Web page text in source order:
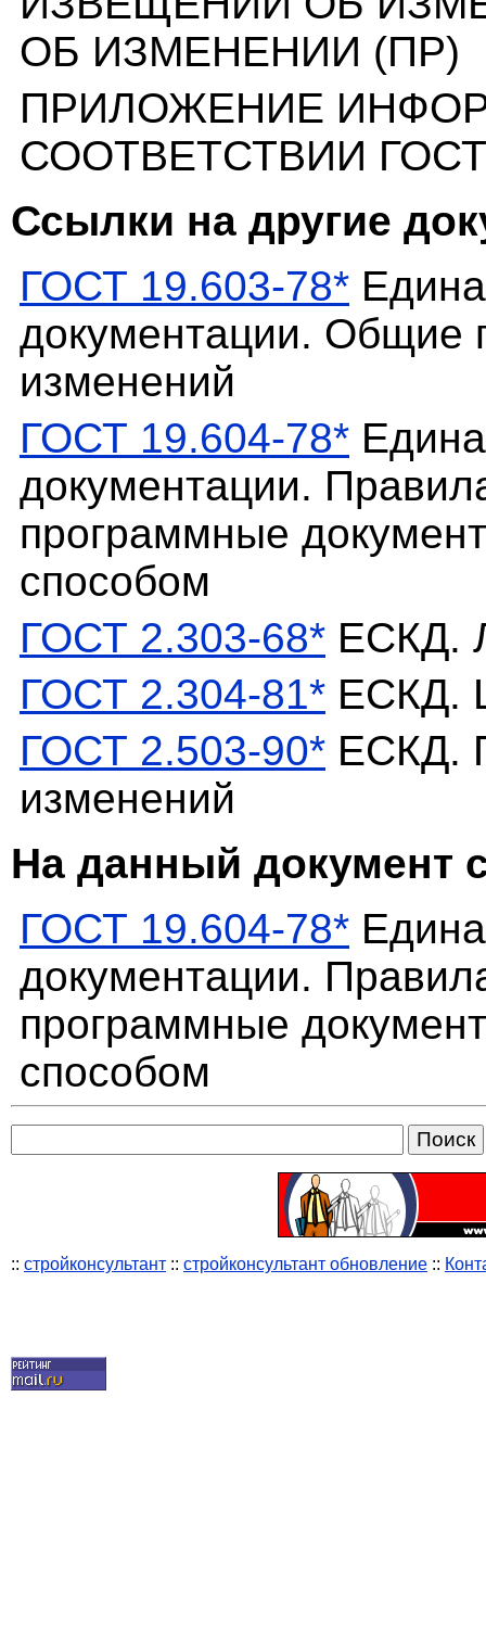
ОБ ИЗМЕНЕНИИ (ПР)
ПРИЛОЖЕНИЕ
СООТВЕТСТВИИ ГОСТ
Ссылки на другие
ГОСТ 19.603-78*
документации. Общие
изменений
ГОСТ 19.604-78*
документации.
программные
способом
ГОСТ 2.303-68* ЕСКД.
ГОСТ 2.304-81* ЕСКД.
ГОСТ 2.503-90* ЕСКД.
изменений
На данный документ
ГОСТ 19.604-78*
документации.
программные
способом
:: стройконсультант :: стройконсультант обновление ::